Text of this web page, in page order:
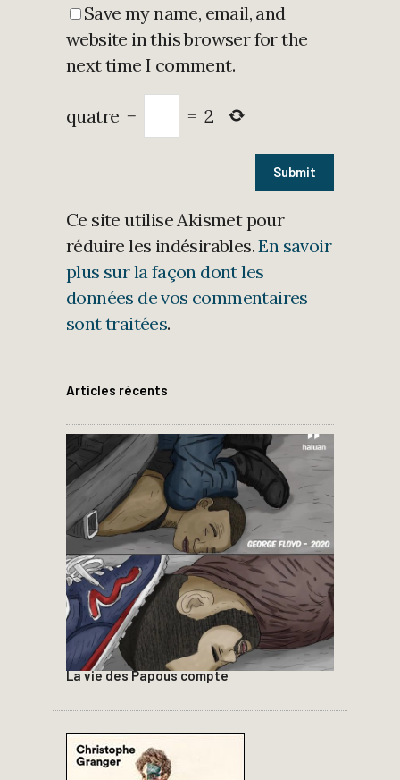
Save my name, email, and
website in this browser for the
next time I comment.
quatre − = 2
Ce site utilise Akismet pour
réduire les indésirables.En savoir
plus sur la façon dont les
données de vos commentaires
sont traitées.
Articles récents
La vie des Papous compte